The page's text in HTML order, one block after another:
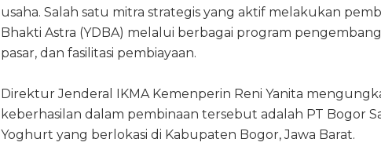
usaha. Salah satu mitra strategis yang aktif melakukan
Bhakti Astra (YDBA) melalui berbagai program
pasar, dan fasilitasi pembiayaan.
Direktur Jenderal IKMA Kemenperin Reni Yanita
keberhasilan dalam pembinaan tersebut adalah PT Bogor
Yoghurt yang berlokasi di Kabupaten Bogor, Jawa Barat.